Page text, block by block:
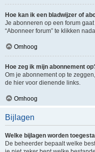
Hoe kan ik een bladwijzer of
Je abonneren op een forum
“Abonneer forum” te klikken
Omhoog
Hoe zeg ik mijn abonnement
Om je abonnement op te
de hier voor dienende links.
Omhoog
Bijlagen
Welke bijlagen worden
De beheerder bepaalt welke